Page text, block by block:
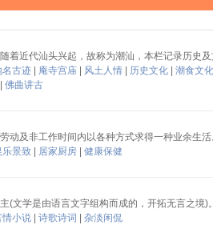
着近代汕头兴起，故称为潮汕，本栏记录历史
名古迹 庵寺宫庙 风土人情 历史文化
潮食文化
佛曲讲古
动及非工作时间内以各种方式求得一种业余生
乐景致 居家厨房
健康保健
(文学是由语言文字组构而成的，开拓无言之境)
情小说 诗歌诗词
杂淡闲侃